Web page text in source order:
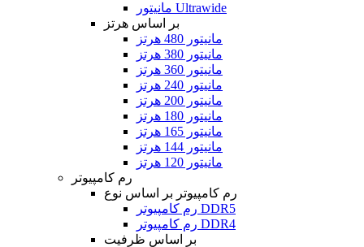
مانیتور Ultrawide
بر اساس هرتز
مانیتور 480 هرتز
مانیتور 380 هرتز
مانیتور 360 هرتز
مانیتور 240 هرتز
مانیتور 200 هرتز
مانیتور 180 هرتز
مانیتور 165 هرتز
مانیتور 144 هرتز
مانیتور 120 هرتز
رم کامپیوتر
رم کامپیوتر بر اساس نوع
رم کامپیوتر DDR5
رم کامپیوتر DDR4
بر اساس ظرفیت